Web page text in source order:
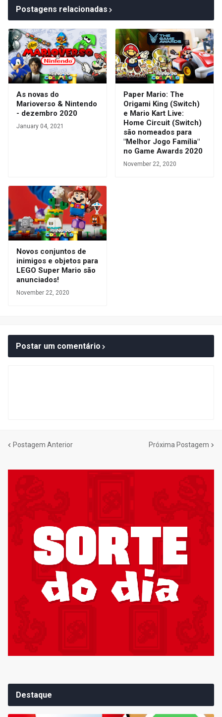
Postagens relacionadas
As novas do
Marioverso & Nintendo
- dezembro 2020
January 04, 2021
Paper Mario: The
Origami King (Switch)
e Mario Kart Live:
Home Circuit (Switch)
são nomeados para
"Melhor Jogo Família"
no Game Awards 2020
November 22, 2020
Novos conjuntos de
inimigos e objetos para
LEGO Super Mario são
anunciados!
November 22, 2020
Postar um comentário
Postagem Anterior Próxima Postagem
Destaque